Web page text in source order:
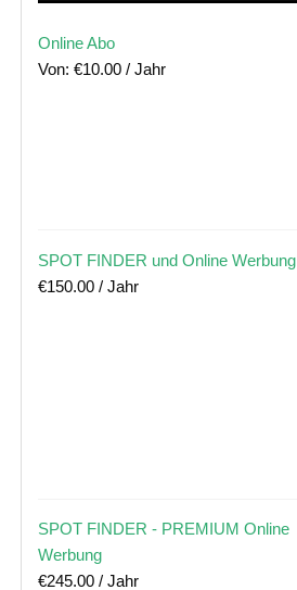
Online Abo
Von: €10.00 / Jahr
SPOT FINDER und Online Werbung
€150.00 / Jahr
SPOT FINDER - PREMIUM Online
Werbung
€245.00 / Jahr